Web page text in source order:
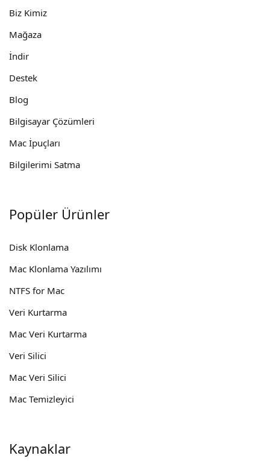
Biz Kimiz
Mağaza
İndir
Destek
Blog
Bilgisayar Çözümleri
Mac İpuçları
Bilgilerimi Satma
Popüler Ürünler
Disk Klonlama
Mac Klonlama Yazılımı
NTFS for Mac
Veri Kurtarma
Mac Veri Kurtarma
Veri Silici
Mac Veri Silici
Mac Temizleyici
Kaynaklar